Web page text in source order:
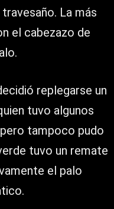
La más
el cabezazo de
replegarse un
tuvo algunos
tampoco pudo
tuvo un remate
el palo